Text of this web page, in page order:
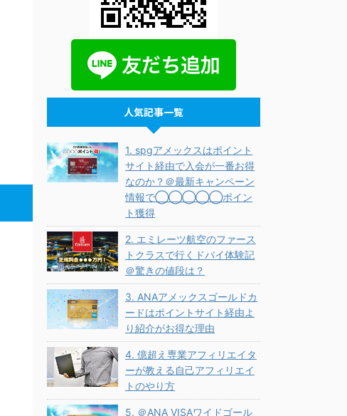
人気記事一覧
1. spgアメックスはポイント
サイト経由で入会が一番お得
なのか？＠最新キャンペーン
情報で◯◯◯◯◯ポイン
ト獲得
2. エミレーツ航空のファース
トクラスで行くドバイ体験記
＠驚きの値段は？
3. ANAアメックスゴールドカ
ードはポイントサイト経由よ
り紹介がお得な理由
4. 億超え専業アフィリエイタ
ーが教える自己アフィリエイ
トのやり方
5. ＠ANA VISAワイドゴール